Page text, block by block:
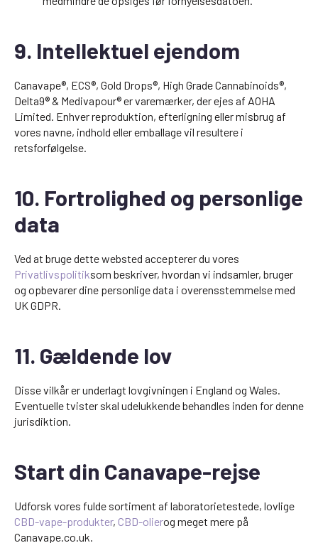
9. Intellektuel ejendom
Canavape®, ECS®, Gold Drops®, High Grade Cannabinoids®,
Delta9® & Medivapour® er varemærker, der ejes af AOHA
Limited. Enhver reproduktion, efterligning eller misbrug af
vores navne, indhold eller emballage vil resultere i
retsforfølgelse.
10. Fortrolighed og personlige
data
Ved at bruge dette websted accepterer du vores
Privatlivspolitiksom beskriver, hvordan vi indsamler, bruger
og opbevarer dine personlige data i overensstemmelse med
UK GDPR.
11. Gældende lov
Disse vilkår er underlagt lovgivningen i England og Wales.
Eventuelle tvister skal udelukkende behandles inden for denne
jurisdiktion.
Start din Canavape-rejse
Udforsk vores fulde sortiment af laboratorietestede, lovlige
CBD-vape-produkter, CBD-olierog meget mere på
Canavape.co.uk.